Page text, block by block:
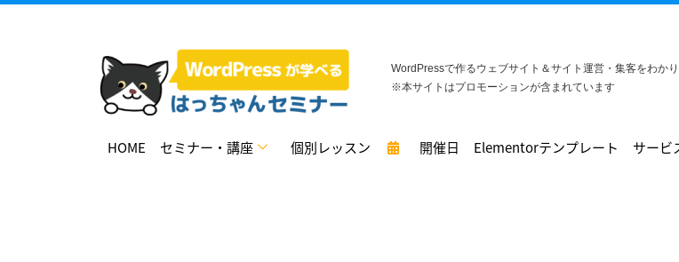
WordPressで作るウェブサイト＆サイト運営・集客をわか
※本サイトはプロモーションが含まれています
HOME セミナー・講座 個別レッスン 開催日 Elementorテンプレート サービ